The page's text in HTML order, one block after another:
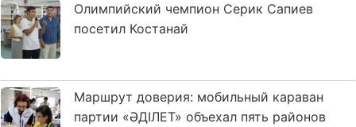
Олимпийский чемпион Серик Сапиев
посетил Костанай
Маршрут доверия: мобильный караван
партии «ӘДІЛЕТ» объехал пять районов